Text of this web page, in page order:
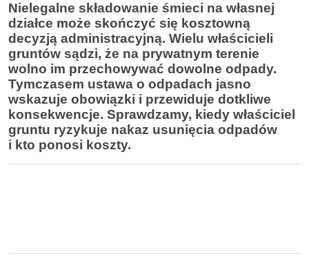
Nielegalne składowanie śmieci na własnej
działce może skończyć się kosztowną
decyzją administracyjną. Wielu właścicieli
gruntów sądzi, że na prywatnym terenie
wolno im przechowywać dowolne odpady.
Tymczasem ustawa o odpadach jasno
wskazuje obowiązki i przewiduje dotkliwe
konsekwencje. Sprawdzamy, kiedy właściciel
gruntu ryzykuje nakaz usunięcia odpadów
i kto ponosi koszty.